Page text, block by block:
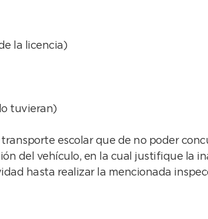
la licencia)
tuvieran)
escolar que de no poder
del vehículo, en la cual justifique la
hasta realizar la mencionada